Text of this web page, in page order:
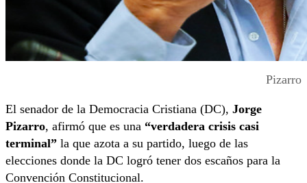
Pizarro
El senador de la Democracia Cristiana (DC), Jorge
Pizarro, afirmó que es una “verdadera crisis casi
terminal” la que azota a su partido, luego de las
elecciones donde la DC logró tener dos escaños para la
Convención Constitucional.